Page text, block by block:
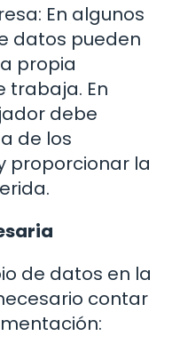
En algunos
datos pueden
propia
trabaja. En
debe
de los
proporcionar la
de datos en la
contar